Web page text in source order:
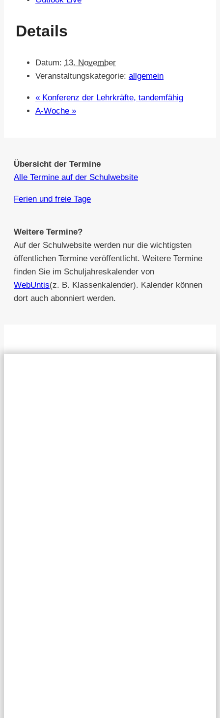
Details
Datum: 13. November
Veranstaltungskategorie: allgemein
« Konferenz der Lehrkräfte, tandemfähig
A-Woche »
Übersicht der Termine
Alle Termine auf der Schulwebsite
Ferien und freie Tage
Weitere Termine?
Auf der Schulwebsite werden nur die wichtigsten
öffentlichen Termine veröffentlicht. Weitere Termine
finden Sie im Schuljahreskalender von
WebUntis(z. B. Klassenkalender). Kalender können
dort auch abonniert werden.